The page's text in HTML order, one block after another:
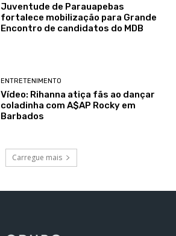
Juventude de Parauapebas
fortalece mobilização para Grande
Encontro de candidatos do MDB
ENTRETENIMENTO
Vídeo: Rihanna atiça fãs ao dançar
coladinha com A$AP Rocky em
Barbados
Carregue mais